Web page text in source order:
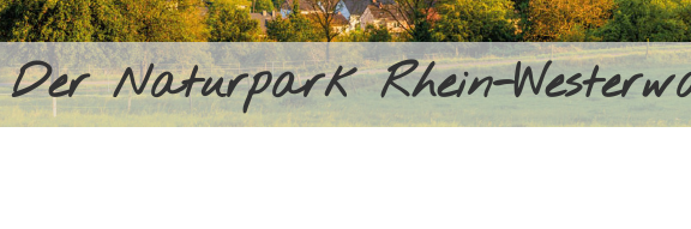
Der Naturpark Rhein-